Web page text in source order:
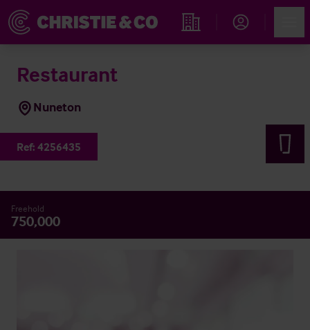
Propiedades
Restaurant
Nuneton
Ref: 4256435
Freehold
750,000